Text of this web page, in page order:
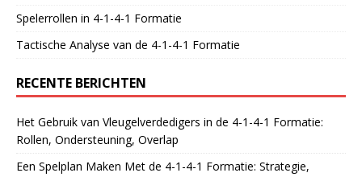
Spelerrollen in 4-1-4-1 Formatie
Tactische Analyse van de 4-1-4-1 Formatie
RECENTE BERICHTEN
Het Gebruik van Vleugelverdedigers in de 4-1-4-1 Formatie:
Rollen, Ondersteuning, Overlap
Een Spelplan Maken Met de 4-1-4-1 Formatie: Strategie,